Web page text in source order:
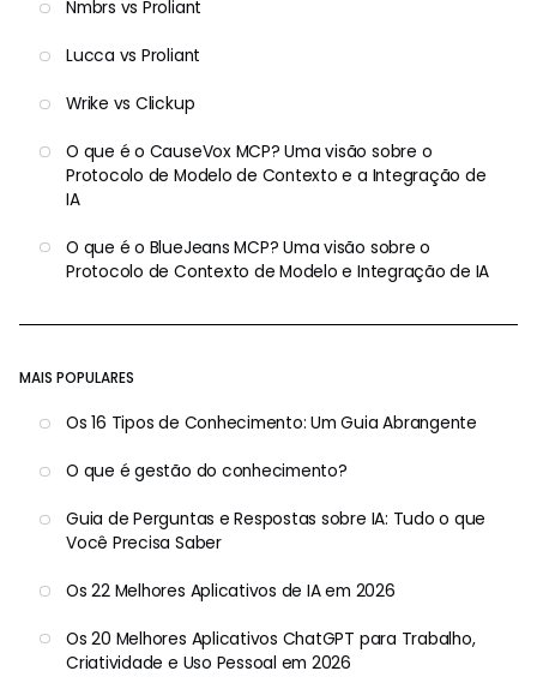
Nmbrs vs Proliant
Lucca vs Proliant
Wrike vs Clickup
O que é o CauseVox MCP? Uma visão sobre o
Protocolo de Modelo de Contexto e a Integração de
IA
O que é o BlueJeans MCP? Uma visão sobre o
Protocolo de Contexto de Modelo e Integração de IA
MAIS POPULARES
Os 16 Tipos de Conhecimento: Um Guia Abrangente
O que é gestão do conhecimento?
Guia de Perguntas e Respostas sobre IA: Tudo o que
Você Precisa Saber
Os 22 Melhores Aplicativos de IA em 2026
Os 20 Melhores Aplicativos ChatGPT para Trabalho,
Criatividade e Uso Pessoal em 2026